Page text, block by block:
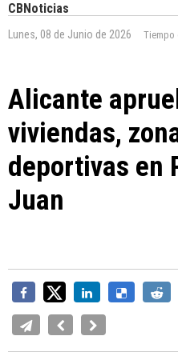
CBNoticias
Lunes, 08 de Junio de 2026 Tiempo
Alicante
viviendas,
deportivas en
Juan